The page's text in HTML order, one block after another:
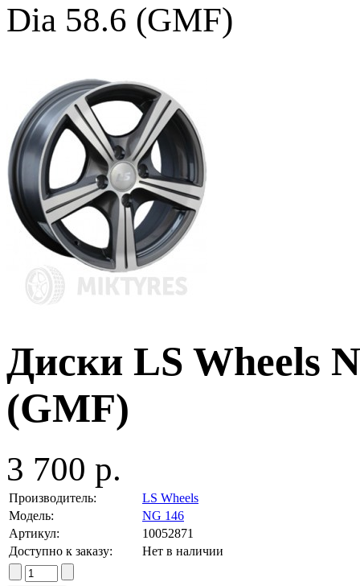
Dia 58.6 (GMF)
Диски LS Wheels
(GMF)
3 700 р.
Производитель:
LS Wheels
Модель:
NG 146
Артикул:
10052871
Доступно к заказу:
Нет в наличии